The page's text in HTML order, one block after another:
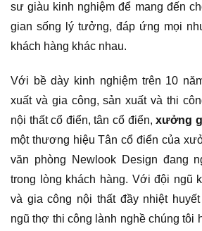
sư giàu kinh nghiệm để mang đến
gian sống lý tưởng, đáp ứng mọi
khách hàng khác nhau.
Với bề dày kinh nghiệm trên 10
xuất và gia công, sản xuất và thi
nội thất cổ điển, tân cổ điển,xưởng
một thương hiệu Tân cổ điển của
văn phòng Newlook Design đang
trong lòng khách hàng. Với đội ngũ
và gia công nội thất đầy nhiệt
ngũ thợ thi công lành nghề chúng tôi